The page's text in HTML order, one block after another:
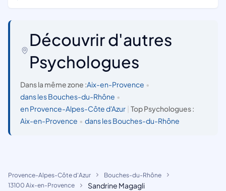
Découvrir d'autres
Psychologues
Dans la même zone :Aix-en-Provence •
dans les Bouches-du-Rhône •
en Provence-Alpes-Côte d'Azur
Top Psychologues :
Aix-en-Provence • dans les Bouches-du-Rhône
Provence-Alpes-Côte d'Azur
Bouches-du-Rhône
13100 Aix-en-Provence
Sandrine Magagli